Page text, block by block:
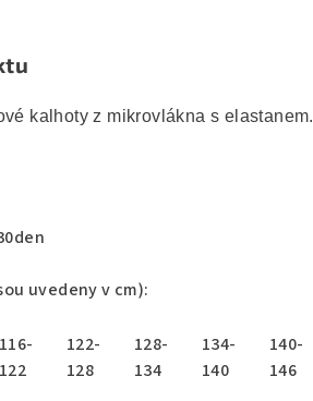
kalhoty z mikrovlákna s elastanem.
uvedeny v cm):
116-
122
122-
128
128-
134
134-
140
140-
146